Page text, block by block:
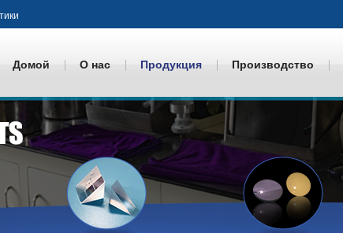
Домой О нас Продукция Производство